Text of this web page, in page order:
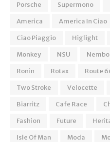
Porsche
Supermono
America
America In Ciao
Ciao Piaggio
Higlight
Monkey
NSU Nembo
Ronin
Rotax Route
Two Stroke
Velocette
Biarritz
Cafe Race
Fashion
Future
Isle Of Man
Moda